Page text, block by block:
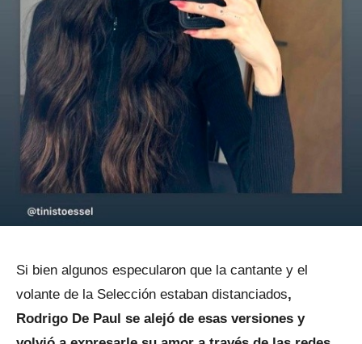
Si bien algunos especularon que la cantante y el
volante de la Selección estaban distanciados,
Rodrigo De Paul se alejó de esas versiones y